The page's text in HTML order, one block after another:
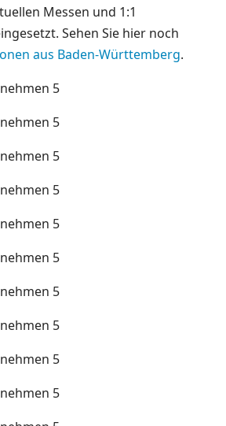
Messen und 1:1
Sehen Sie hier noch
aus Baden-Württemberg.